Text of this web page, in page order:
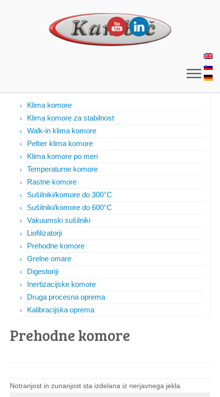
Klima komore
Klima komore za stabilnost
Walk-in klima komore
Peltier klima komore
Klima komore po meri
Temperaturne komore
Rastne komore
Sušilniki/komore do 300°C
Sušilniki/komore do 600°C
Vakuumski sušilniki
Liofilizatorji
Prehodne komore
Grelne omare
Digestoriji
Inertizacijske komore
Druga procesna oprema
Kalibracijska oprema
Prehodne komore
Notranjost in zunanjost sta izdelana iz nerjavnega jekla